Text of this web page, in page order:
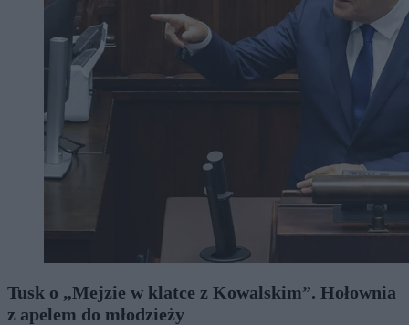
Tusk o „Mejzie w klatce z Kowalskim”. Hołownia
z apelem do młodzieży